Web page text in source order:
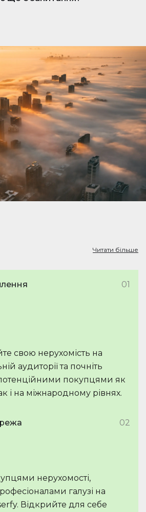
вам подобається оголошення,
зв’язатися з потенційними
переконайтеся, що
Читати більше
01
свою нерухомість на
аудиторії та почніть
потенційними покупцями як
і на міжнародному рівнях.
02
нерухомості,
галузі на
Відкрийте для себе